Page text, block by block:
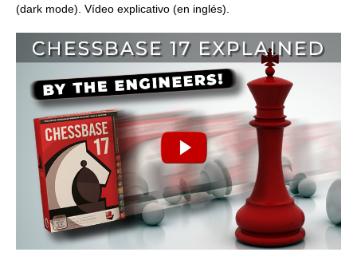
(dark mode). Vídeo explicativo (en inglés).